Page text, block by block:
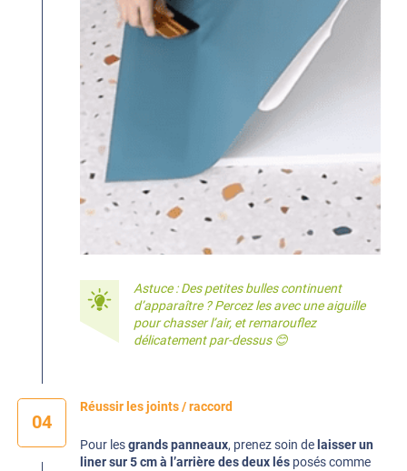
Astuce : Des petites bulles continuent
d’apparaître ? Percez les avec une aiguille
pour chasser l’air, et remarouflez
délicatement par-dessus 😊
04
Réussir les joints / raccord
Pour lesgrands panneaux, prenez soin de laisser un
liner sur 5 cm à l’arrière des deux lés posés comme